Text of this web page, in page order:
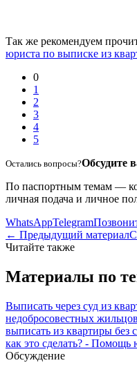
Так же рекомендуем
юриста по выписке из
0
1
2
3
4
5
Остались вопросы?Обсудите
По паспортным темам —
личная подача и личное
WhatsAppTelegram
← Предыдущий материал
Читайте также
Материалы по
Выписать через суд из
недобросовестных
выписать из квартиры без
как это сделать? -
Обсуждение